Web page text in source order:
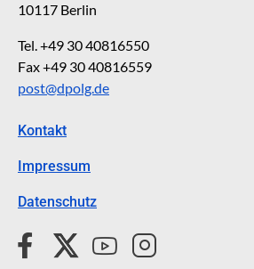
10117 Berlin
Tel. +49 30 40816550
Fax +49 30 40816559
post@dpolg.de
Kontakt
Impressum
Datenschutz